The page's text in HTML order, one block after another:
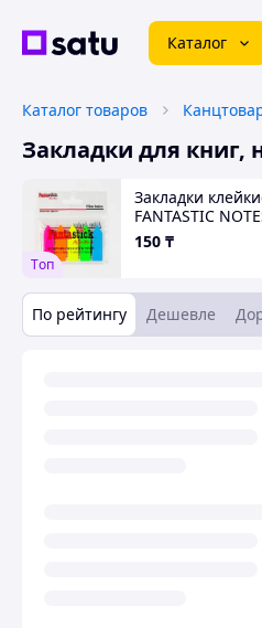
Каталог
Каталог товаров
Закладки для книг,
Tоп
Закладки
FANTASTIC
45*12
150 ₸
По рейтингу Дешевле